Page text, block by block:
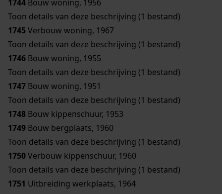
1744 Bouw woning, 1956
Toon details van deze beschrijving (1 bestand)
1745Verbouw woning, 1967
Toon details van deze beschrijving (1 bestand)
1746 Bouw woning, 1955
Toon details van deze beschrijving (1 bestand)
1747 Bouw woning, 1951
Toon details van deze beschrijving (1 bestand)
1748 Bouw kippenschuur, 1953
1749 Bouw bergplaats, 1960
Toon details van deze beschrijving (1 bestand)
1750Verbouw kippenschuur, 1960
Toon details van deze beschrijving (1 bestand)
1751 Uitbreiding werkplaats, 1964